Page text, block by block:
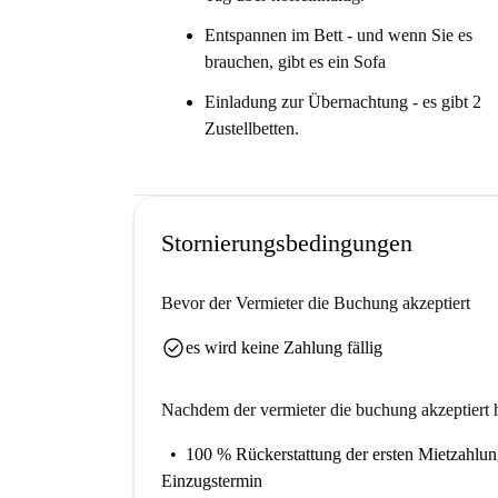
Ihr großes Schlafzimmer verfügt über ein
Aber du musst das wissen ...
Alexanderplatz. "
Gib es mir gerade ...
Das ist ein ? Wohnung mit 2 Schlafzimmern in
Schlafzimmer. Freunde einladen, im zweiten
Es ist der ideale Ort für Nachtschwärmer. Sie
Entspannen im Bett - und wenn Sie es
brauchen, gibt es ein Sofa
Einladung zur Übernachtung - es gibt 2
Zustellbetten.
Stornierungsbedingungen
Bevor der Vermieter die Buchung akzeptiert
check_circlees wird keine Zahlung fällig
Nachdem der vermieter die buchung akzeptiert
100 % Rückerstattung der ersten
Einzugstermin